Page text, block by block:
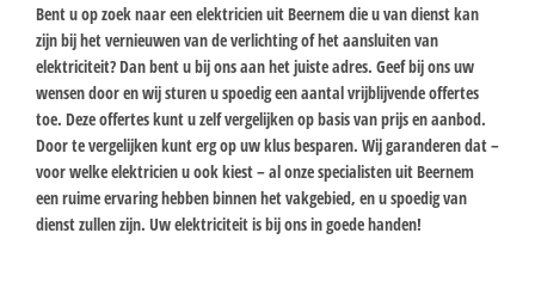
Bent u op zoek naar een elektricien uit Beernem die u van dienst kan
zijn bij het vernieuwen van de verlichting of het aansluiten van
elektriciteit? Dan bent u bij ons aan het juiste adres. Geef bij ons uw
wensen door en wij sturen u spoedig een aantal vrijblijvende offertes
toe. Deze offertes kunt u zelf vergelijken op basis van prijs en aanbod.
Door te vergelijken kunt erg op uw klus besparen. Wij garanderen dat –
voor welke elektricien u ook kiest – al onze specialisten uit Beernem
een ruime ervaring hebben binnen het vakgebied, en u spoedig van
dienst zullen zijn. Uw elektriciteit is bij ons in goede handen!